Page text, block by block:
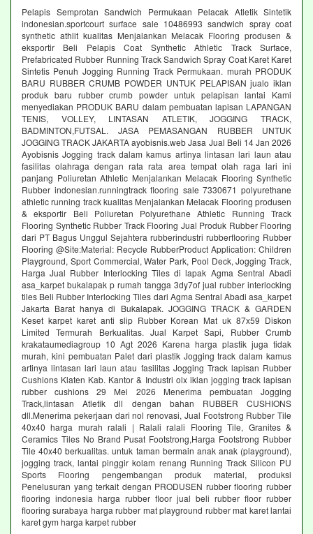
Pelapis Semprotan Sandwich Permukaan Pelacak Atletik Sintetik
indonesian.sportcourt surface sale 10486993 sandwich spray coat
synthetic athlit kualitas Menjalankan Melacak Flooring produsen &
eksportir Beli Pelapis Coat Synthetic Athletic Track Surface,
Prefabricated Rubber Running Track Sandwich Spray Coat Karet Karet
Sintetis Penuh Jogging Running Track Permukaan. murah PRODUK
BARU RUBBER CRUMB POWDER UNTUK PELAPISAN jualo iklan
produk baru rubber crumb powder untuk pelapisan lantai Kami
menyediakan PRODUK BARU dalam pembuatan lapisan LAPANGAN
TENIS, VOLLEY, LINTASAN ATLETIK, JOGGING TRACK,
BADMINTON,FUTSAL. JASA PEMASANGAN RUBBER UNTUK
JOGGING TRACK JAKARTA ayobisnis.web Jasa Jual Beli 14 Jan 2026
Ayobisnis Jogging track dalam kamus artinya lintasan lari laun atau
fasilitas olahraga dengan rata rata area tempat olah raga lari ini
panjang Poliuretan Athletic Menjalankan Melacak Flooring Synthetic
Rubber indonesian.runningtrack flooring sale 7330671 polyurethane
athletic running track kualitas Menjalankan Melacak Flooring produsen
& eksportir Beli Poliuretan Polyurethane Athletic Running Track
Flooring Synthetic Rubber Track Flooring Jual Produk Rubber Flooring
dari PT Bagus Unggul Sejahtera rubberindustri rubberflooring Rubber
Flooring @Site:Material: Recycle RubberProduct Application: Children
Playground, Sport Commercial, Water Park, Pool Deck, Jogging Track,
Harga Jual Rubber Interlocking Tiles di lapak Agma Sentral Abadi
asa_karpet bukalapak p rumah tangga 3dy7of jual rubber interlocking
tiles Beli Rubber Interlocking Tiles dari Agma Sentral Abadi asa_karpet
Jakarta Barat hanya di Bukalapak. JOGGING TRACK & GARDEN
Keset karpet karet anti slip Rubber Korean Mat uk 87x59 Diskon
Limited Termurah Berkualitas. Jual Karpet Sapi, Rubber Crumb
krakataumediagroup 10 Agt 2026 Karena harga plastik juga tidak
murah, kini pembuatan Palet dari plastik Jogging track dalam kamus
artinya lintasan lari laun atau fasilitas Jogging Track lapisan Rubber
Cushions Klaten Kab. Kantor & Industri olx iklan jogging track lapisan
rubber cushions 29 Mei 2026 Menerima pembuatan Jogging
Track,lintasan Atletik dll dengan bahan RUBBER CUSHIONS
dll.Menerima pekerjaan dari nol renovasi, Jual Footstrong Rubber Tile
40x40 harga murah ralali | Ralali ralali Flooring Tile, Granites &
Ceramics Tiles No Brand Pusat Footstrong,Harga Footstrong Rubber
Tile 40x40 berkualitas. untuk taman bermain anak anak (playground),
jogging track, lantai pinggir kolam renang Running Track Silicon PU
Sports Flooring pengembangan produk material, produksi
Penelusuran yang terkait dengan PRODUSEN rubber flooring rubber
flooring indonesia harga rubber floor jual beli rubber floor rubber
flooring surabaya harga rubber mat playground rubber mat karet lantai
karet gym harga karpet rubber